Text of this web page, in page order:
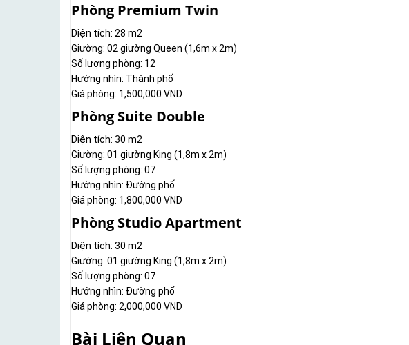
Phòng Premium Twin
Diện tích: 28 m2
Giường: 02 giường Queen (1,6m x 2m)
Số lượng phòng: 12
Hướng nhìn: Thành phố
Giá phòng: 1,500,000 VND
Phòng Suite Double
Diện tích: 30 m2
Giường: 01 giường King (1,8m x 2m)
Số lượng phòng: 07
Hướng nhìn: Đường phố
Giá phòng: 1,800,000 VND
Phòng Studio Apartment
Diện tích: 30 m2
Giường: 01 giường King (1,8m x 2m)
Số lượng phòng: 07
Hướng nhìn: Đường phố
Giá phòng: 2,000,000 VND
Bài Liên Quan